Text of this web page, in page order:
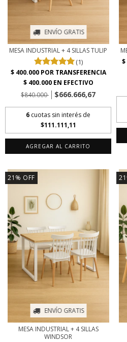
ENVÍO GRATIS
MESA INDUSTRIAL + 4 SILLAS TULIP
(1)
$840.000 $666.666,67
6 cuotas sin interés de
$111.111,11
AGREGAR AL CARRITO
21 % OFF
ENVÍO GRATIS
MESA INDUSTRIAL + 4 SILLAS
WINDSOR
21